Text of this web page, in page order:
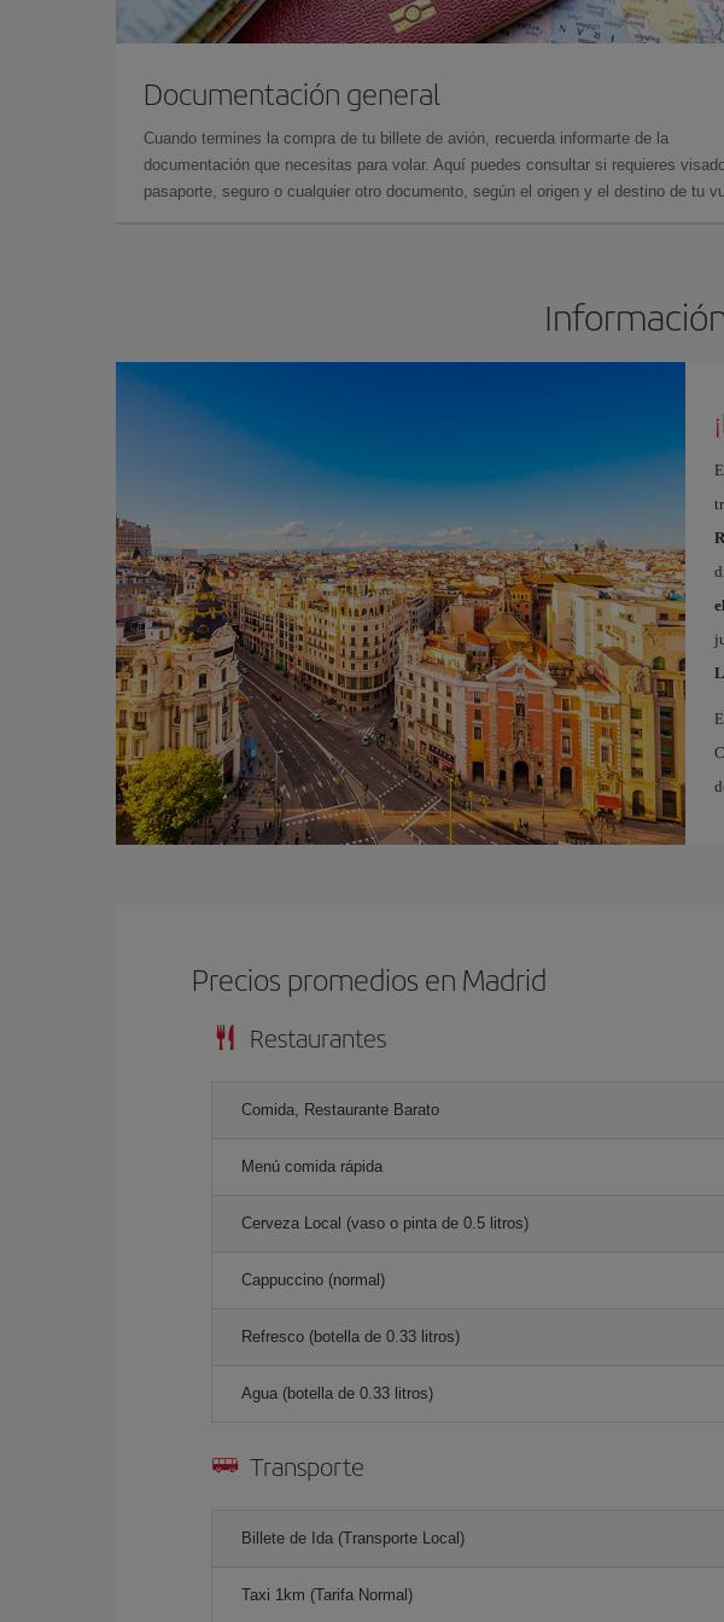
Documentación general
Cuando termines la compra de tu billete de avión, recuerda informarte de la
documentación que necesitas para volar. Aquí puedes consultar si requieres
pasaporte, seguro o cualquier otro documento, según el origen y el destino de tu
Precios promedios en Madrid
Restaurantes
Comida, Restaurante Barato
Menú comida rápida
Cerveza Local (vaso o pinta de 0.5 litros)
Cappuccino (normal)
Refresco (botella de 0.33 litros)
Agua (botella de 0.33 litros)
Transporte
Billete de Ida (Transporte Local)
Taxi 1km (Tarifa Normal)